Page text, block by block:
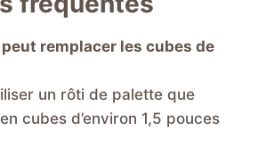
peut remplacer les cubes de
un rôti de palette que
cubes d’environ 1,5 pouces